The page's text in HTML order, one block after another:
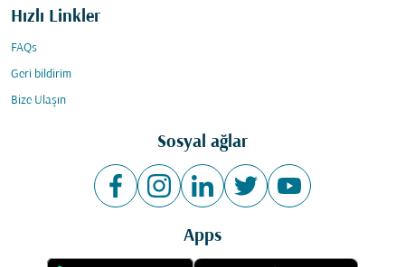
Hızlı Linkler
FAQs
Geri bildirim
Bize Ulaşın
Sosyal ağlar
Apps